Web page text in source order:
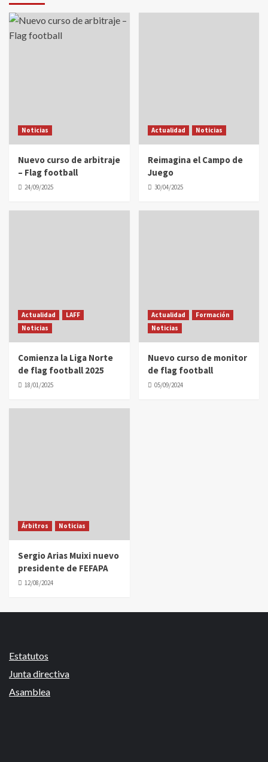
Noticias
Nuevo curso de arbitraje
– Flag football
24/09/2025
Actualidad Noticias
Reimagina el Campo de
Juego
30/04/2025
Actualidad
LAFF
Noticias
Comienza la Liga Norte
de flag football 2025
18/01/2025
Actualidad
Formación
Noticias
Nuevo curso de monitor
de flag football
05/09/2024
Árbitros Noticias
Sergio Arias Muixi nuevo
presidente de FEFAPA
12/08/2024
Estatutos
Junta directiva
Asamblea